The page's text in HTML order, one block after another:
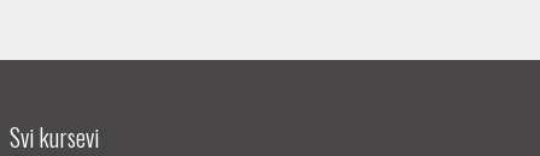
Svi kursevi